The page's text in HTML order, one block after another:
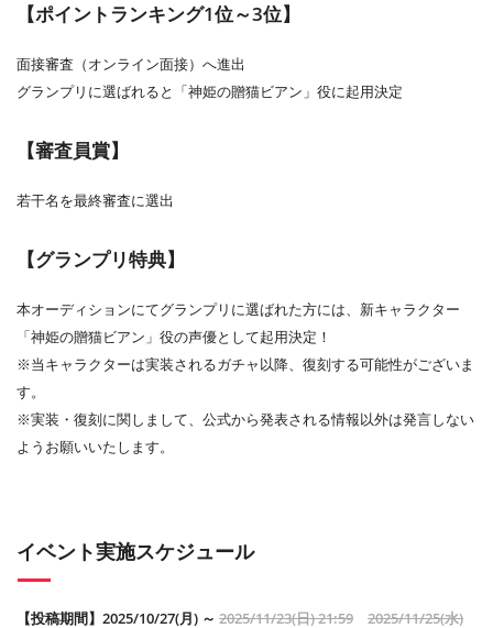
【ポイントランキング1位～3位】
面接審査（オンライン面接）へ進出
グランプリに選ばれると「神姫の贈猫ビアン」役に起用決定
【審査員賞】
若干名を最終審査に選出
【グランプリ特典】
本オーディションにてグランプリに選ばれた方には、新キャラクター
「神姫の贈猫ビアン」役の声優として起用決定！
※当キャラクターは実装されるガチャ以降、復刻する可能性がございま
す。
※実装・復刻に関しまして、公式から発表される情報以外は発言しない
ようお願いいたします。
イベント実施スケジュール
【投稿期間】2025/10/27(月) ～ 2025/11/23(日) 21:59
2025/11/25(水)